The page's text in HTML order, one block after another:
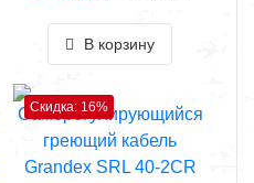
В корзину
Скидка: 16%